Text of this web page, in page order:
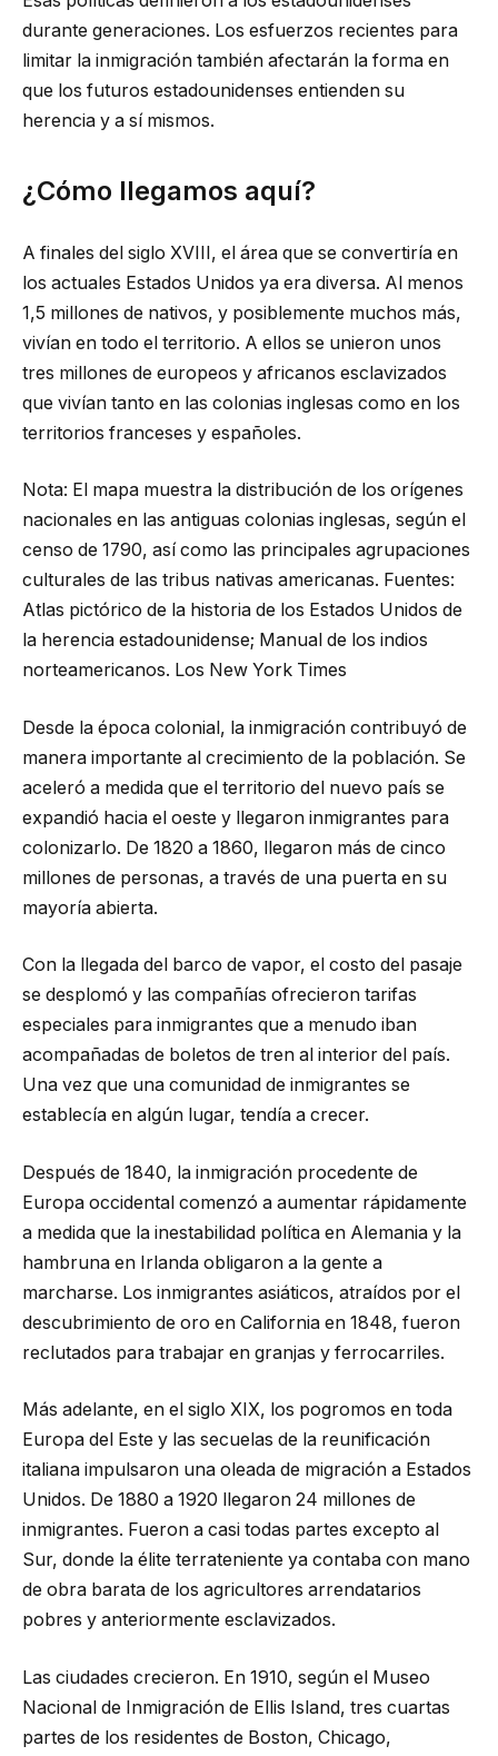
durante generaciones. Los esfuerzos recientes para
limitar la inmigración también afectarán la forma en
que los futuros estadounidenses entienden su
herencia y a sí mismos.
¿Cómo llegamos aquí?
A finales del siglo XVIII, el área que se convertiría en
los actuales Estados Unidos ya era diversa. Al menos
1,5 millones de nativos, y posiblemente muchos más,
vivían en todo el territorio. A ellos se unieron unos
tres millones de europeos y africanos esclavizados
que vivían tanto en las colonias inglesas como en los
territorios franceses y españoles.
Nota: El mapa muestra la distribución de los orígenes
nacionales en las antiguas colonias inglesas, según el
censo de 1790, así como las principales agrupaciones
culturales de las tribus nativas americanas. Fuentes:
Atlas pictórico de la historia de los Estados Unidos de
la herencia estadounidense; Manual de los indios
norteamericanos. Los New York Times
Desde la época colonial, la inmigración contribuyó de
manera importante al crecimiento de la población. Se
aceleró a medida que el territorio del nuevo país se
expandió hacia el oeste y llegaron inmigrantes para
colonizarlo. De 1820 a 1860, llegaron más de cinco
millones de personas, a través de una puerta en su
mayoría abierta.
Con la llegada del barco de vapor, el costo del pasaje
se desplomó y las compañías ofrecieron tarifas
especiales para inmigrantes que a menudo iban
acompañadas de boletos de tren al interior del país.
Una vez que una comunidad de inmigrantes se
establecía en algún lugar, tendía a crecer.
Después de 1840, la inmigración procedente de
Europa occidental comenzó a aumentar rápidamente
a medida que la inestabilidad política en Alemania y la
hambruna en Irlanda obligaron a la gente a
marcharse. Los inmigrantes asiáticos, atraídos por el
descubrimiento de oro en California en 1848, fueron
reclutados para trabajar en granjas y ferrocarriles.
Más adelante, en el siglo XIX, los pogromos en toda
Europa del Este y las secuelas de la reunificación
italiana impulsaron una oleada de migración a Estados
Unidos. De 1880 a 1920 llegaron 24 millones de
inmigrantes. Fueron a casi todas partes excepto al
Sur, donde la élite terrateniente ya contaba con mano
de obra barata de los agricultores arrendatarios
pobres y anteriormente esclavizados.
Las ciudades crecieron. En 1910, según el Museo
Nacional de Inmigración de Ellis Island, tres cuartas
partes de los residentes de Boston, Chicago,